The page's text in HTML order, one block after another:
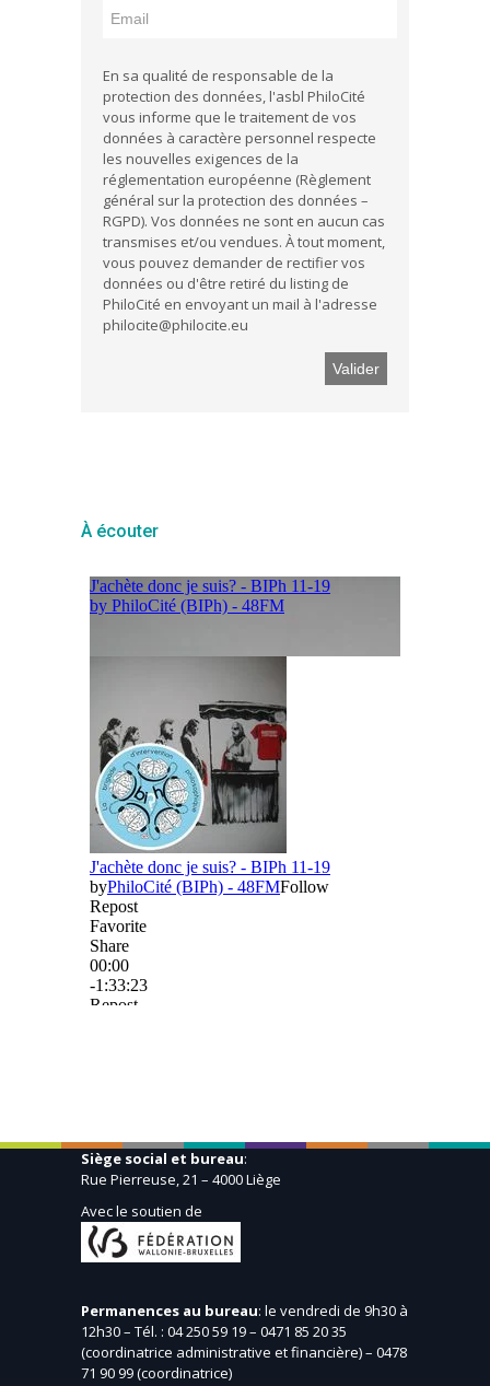
En sa qualité de responsable de la
protection des données, l'asbl PhiloCité
vous informe que le traitement de vos
données à caractère personnel respecte
les nouvelles exigences de la
réglementation européenne (Règlement
général sur la protection des données –
RGPD). Vos données ne sont en aucun cas
transmises et/ou vendues. À tout moment,
vous pouvez demander de rectifier vos
données ou d'être retiré du listing de
PhiloCité en envoyant un mail à l'adresse
philocite@philocite.eu
À écouter
Siège social et bureau:
Rue Pierreuse, 21 – 4000 Liège
Avec le soutien de
Permanences au bureau: le vendredi de 9h30 à
12h30 – Tél. : 04 250 59 19 – 0471 85 20 35
(coordinatrice administrative et financière) – 0478
71 90 99 (coordinatrice)